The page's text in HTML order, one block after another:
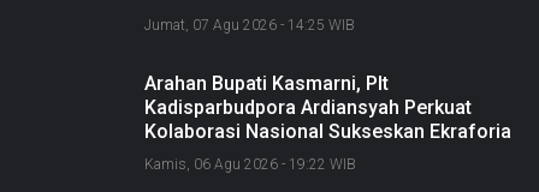
Jumat, 07 Agu 2026 - 14:25 WIB
Arahan Bupati Kasmarni, Plt
Kadisparbudpora Ardiansyah Perkuat
Kolaborasi Nasional Sukseskan Ekraforia
2026 dan Bangun Bengkalis sebagai
Kabupaten Kreatif
Kamis, 06 Agu 2026 - 19:22 WIB